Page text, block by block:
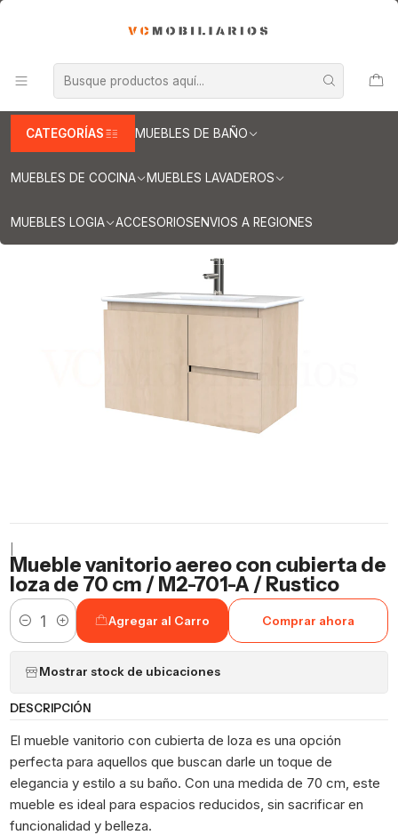
CATEGORÍAS MUEBLES DE BAÑO
MUEBLES DE COCINA MUEBLES LAVADEROS
MUEBLES LOGIA ACCESORIOSENVIOS A REGIONES
Muebles vanitorio aereo - simple
Mueble vanitorios aereo - simple de loza
Muebles vanitorios aereo simple de loza / 70 cm
Mueble vanitorio aereo con cubierta de loza de 70 cm / M2-701-A /
Mueble vanitorio aereo con cubierta de
loza de 70 cm / M2-701-A / Rustico
Cantidad
Agregar al Carro Comprar ahora
Mostrar stock de ubicaciones
DESCRIPCIÓN
El mueble vanitorio con cubierta de loza es una opción
perfecta para aquellos que buscan darle un toque de
elegancia y estilo a su baño. Con una medida de 70 cm, este
mueble es ideal para espacios reducidos, sin sacrificar en
funcionalidad y belleza.